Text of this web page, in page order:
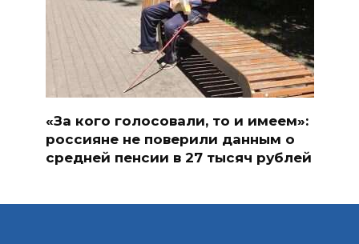
«За кого голосовали, то и имеем»:
россияне не поверили данным о
средней пенсии в 27 тысяч рублей